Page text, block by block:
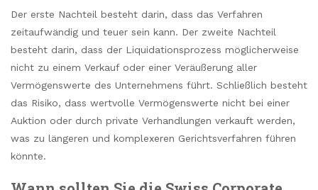
Der erste Nachteil besteht darin, dass das Verfahren
zeitaufwändig und teuer sein kann. Der zweite Nachteil
besteht darin, dass der Liquidationsprozess möglicherweise
nicht zu einem Verkauf oder einer Veräußerung aller
Vermögenswerte des Unternehmens führt. Schließlich besteht
das Risiko, dass wertvolle Vermögenswerte nicht bei einer
Auktion oder durch private Verhandlungen verkauft werden,
was zu längeren und komplexeren Gerichtsverfahren führen
könnte.